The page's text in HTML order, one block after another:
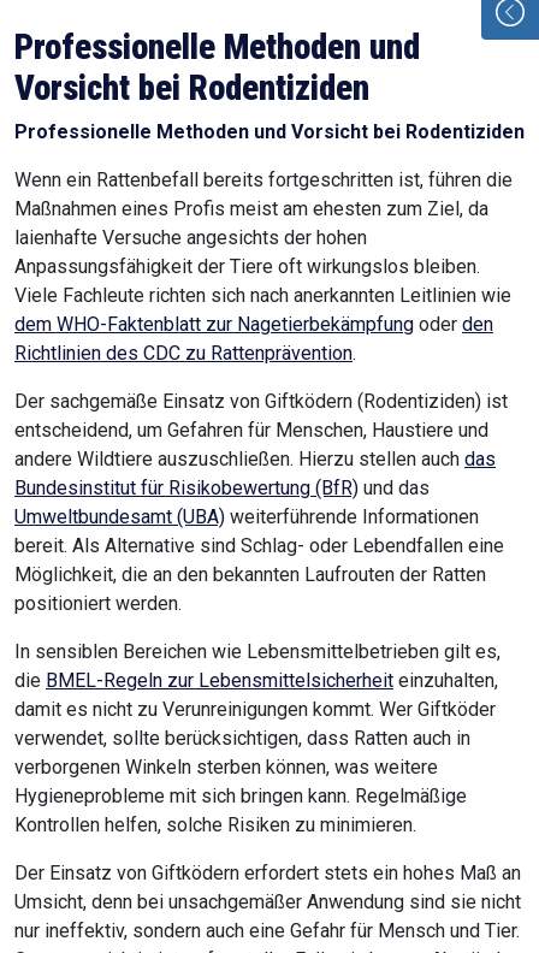
Professionelle Methoden und
Vorsicht bei Rodentiziden
Professionelle Methoden und Vorsicht bei Rodentiziden
Wenn ein Rattenbefall bereits fortgeschritten ist, führen die
Maßnahmen eines Profis meist am ehesten zum Ziel, da
laienhafte Versuche angesichts der hohen
Anpassungsfähigkeit der Tiere oft wirkungslos bleiben.
Viele Fachleute richten sich nach anerkannten Leitlinien wie
dem WHO-Faktenblatt zur Nagetierbekämpfung oder den
Richtlinien des CDC zu Rattenprävention.
Der sachgemäße Einsatz von Giftködern (Rodentiziden) ist
entscheidend, um Gefahren für Menschen, Haustiere und
andere Wildtiere auszuschließen. Hierzu stellen auch das
Bundesinstitut für Risikobewertung (BfR) und das
Umweltbundesamt (UBA) weiterführende Informationen
bereit. Als Alternative sind Schlag- oder Lebendfallen eine
Möglichkeit, die an den bekannten Laufrouten der Ratten
positioniert werden.
In sensiblen Bereichen wie Lebensmittelbetrieben gilt es,
die BMEL-Regeln zur Lebensmittelsicherheit einzuhalten,
damit es nicht zu Verunreinigungen kommt. Wer Giftköder
verwendet, sollte berücksichtigen, dass Ratten auch in
verborgenen Winkeln sterben können, was weitere
Hygieneprobleme mit sich bringen kann. Regelmäßige
Kontrollen helfen, solche Risiken zu minimieren.
Der Einsatz von Giftködern erfordert stets ein hohes Maß an
Umsicht, denn bei unsachgemäßer Anwendung sind sie nicht
nur ineffektiv, sondern auch eine Gefahr für Mensch und Tier.